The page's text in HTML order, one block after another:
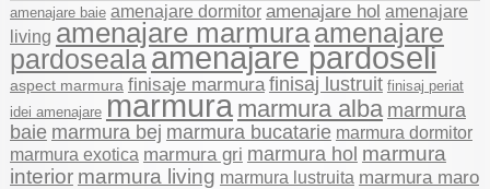
amenajare baie amenajare dormitor amenajare hol amenajare
living amenajare marmuraamenajare
pardosealaamenajare pardoseli
aspect marmura finisaje marmura finisaj lustruit finisaj periat
idei amenajare marmura marmura alba marmura
baie marmura bej marmura bucatarie marmura dormitor
marmura exotica marmura gri marmura hol marmura
interior marmura living marmura lustruita marmura maro